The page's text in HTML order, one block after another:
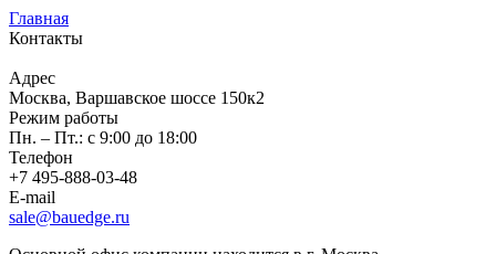
Главная
Контакты
Адрес
Москва, Варшавское шоссе 150к2
Режим работы
Пн. – Пт.: с 9:00 до 18:00
Телефон
+7 495-888-03-48
E-mail
sale@bauedge.ru